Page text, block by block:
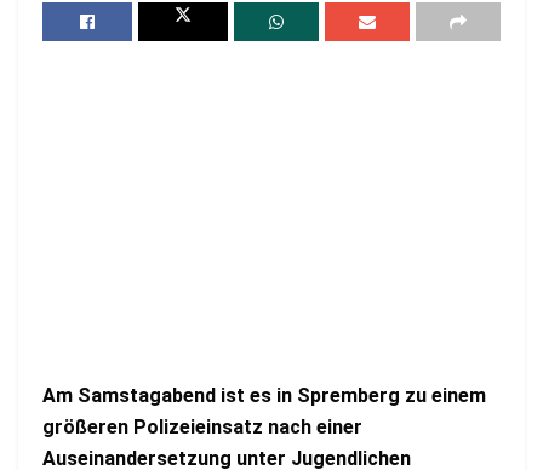
Am Samstagabend ist es in Spremberg zu einem
größeren Polizeieinsatz nach einer
Auseinandersetzung unter Jugendlichen